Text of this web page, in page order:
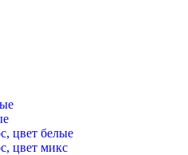
цвет белые
цвет микс